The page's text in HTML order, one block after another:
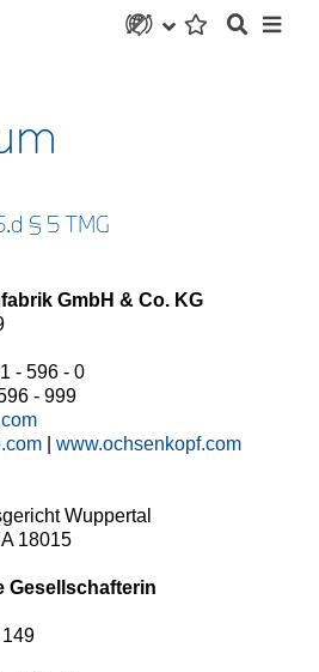
§ 5 TMG
GmbH & Co. KG
- 596 - 0
- 999
www.ochsenkopf.com
Wuppertal
18015
Gesellschafterin